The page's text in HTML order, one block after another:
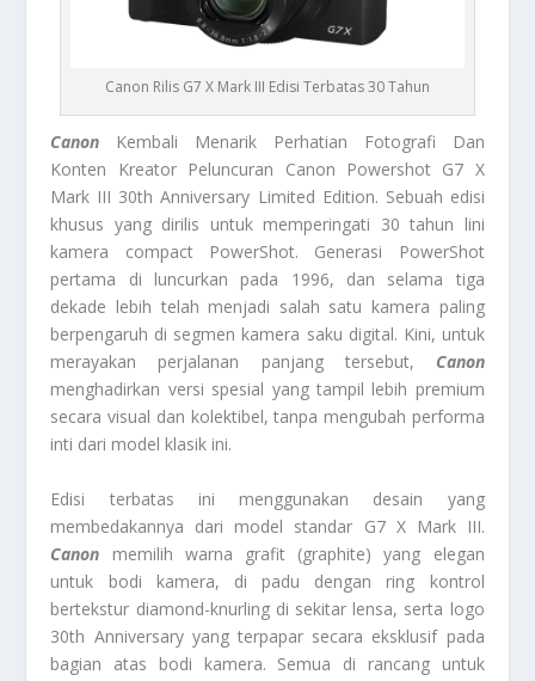
Canon Rilis G7 X Mark III Edisi Terbatas 30 Tahun
Canon Kembali Menarik Perhatian Fotografi Dan
Konten Kreator Peluncuran Canon Powershot G7 X
Mark III 30th Anniversary Limited Edition. Sebuah edisi
khusus yang dirilis untuk memperingati 30 tahun lini
kamera compact PowerShot. Generasi PowerShot
pertama di luncurkan pada 1996, dan selama tiga
dekade lebih telah menjadi salah satu kamera paling
berpengaruh di segmen kamera saku digital. Kini, untuk
merayakan perjalanan panjang tersebut, Canon
menghadirkan versi spesial yang tampil lebih premium
secara visual dan kolektibel, tanpa mengubah performa
inti dari model klasik ini.
Edisi terbatas ini menggunakan desain yang
membedakannya dari model standar G7 X Mark III.
Canon memilih warna grafit (graphite) yang elegan
untuk bodi kamera, di padu dengan ring kontrol
bertekstur diamond-knurling di sekitar lensa, serta logo
30th Anniversary yang terpapar secara eksklusif pada
bagian atas bodi kamera. Semua di rancang untuk